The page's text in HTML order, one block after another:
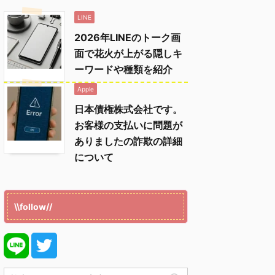
LINE
2026年LINEのトーク画
面で花火が上がる隠しキ
ーワードや種類を紹介
Apple
日本債権株式会社です。
お客様の支払いに問題が
ありましたの詐欺の詳細
について
\\follow//